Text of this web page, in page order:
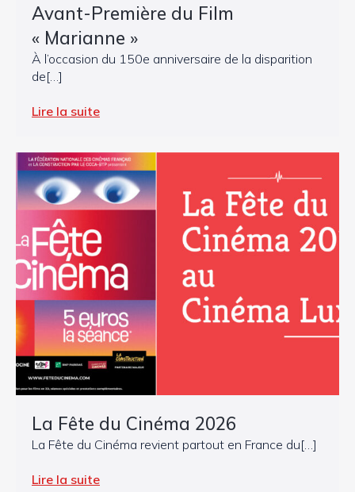
Avant-Première du Film
« Marianne »
À l’occasion du 150e anniversaire de la disparition
de[…]
Lire la suite
La Fête du Cinéma 2026
La Fête du Cinéma revient partout en France du[…]
Lire la suite